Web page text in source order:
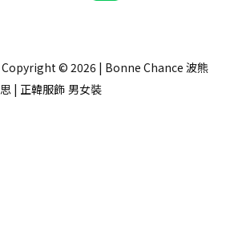
Copyright © 2026 | Bonne Chance 波熊
思 | 正韓服飾 男女裝